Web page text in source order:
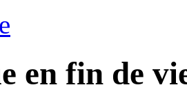
en fin de